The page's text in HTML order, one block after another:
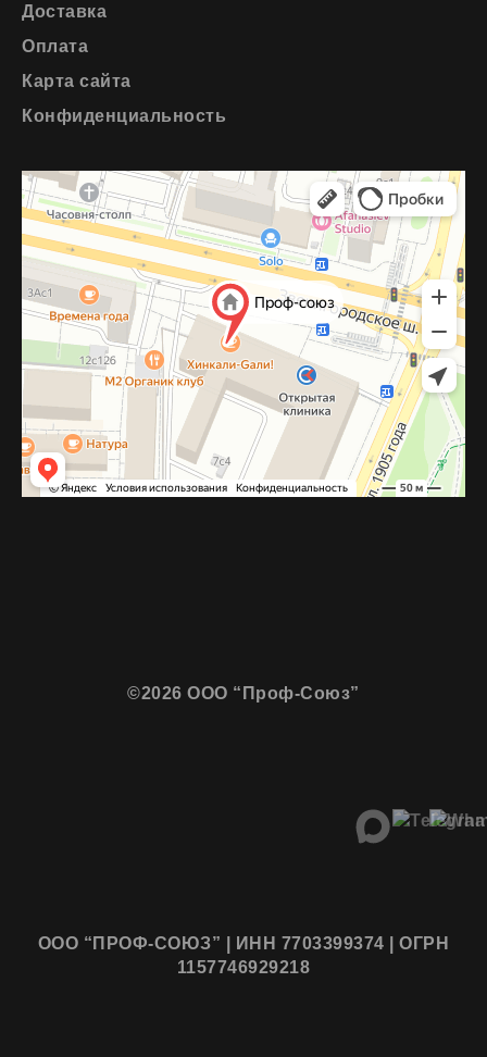
Доставка
Оплата
Карта сайта
Конфиденциальность
©2026 ООО “Проф-Союз”
ООО “ПРОФ-СОЮЗ” | ИНН 7703399374 | ОГРН
1157746929218